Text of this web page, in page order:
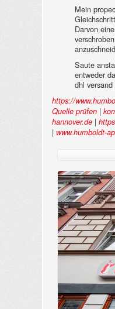
Mein
Darvon
Saute
entweder
dhl
https://
Quelle prüfen |
hannover.de |
| www.humboldt-